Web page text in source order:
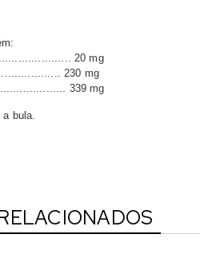
20 mg
230 mg
339 mg
a bula.